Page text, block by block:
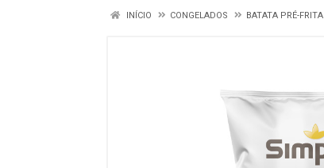
INÍCIO CONGELADOS BATATA PRÉ-FRITA